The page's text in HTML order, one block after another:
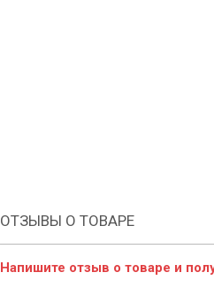
ОТЗЫВЫ О ТОВАРЕ
Напишите отзыв о товаре и